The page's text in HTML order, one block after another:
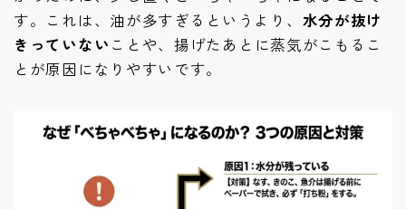
す。これは、油が多すぎるというより、 水分が抜け
きっていない ことや、揚げたあとに蒸気がこもるこ
とが原因になりやすいです。